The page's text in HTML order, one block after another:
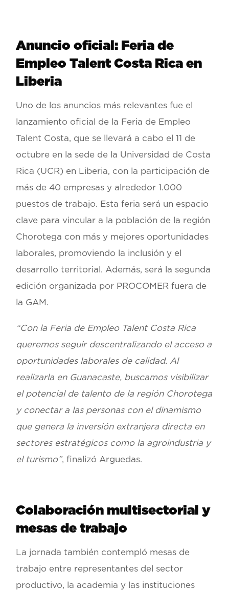
Anuncio oficial: Feria de
Empleo Talent Costa Rica en
Liberia
Uno de los anuncios más relevantes fue el
lanzamiento oficial de la Feria de Empleo
Talent Costa, que se llevará a cabo el11 de
octubre en la sede de la Universidad de Costa
Rica (UCR) en Liberia, con la participación de
más de 40 empresas y alrededor 1.000
puestos de trabajo. Esta feria será un espacio
clave para vincular a la población de la región
Chorotega con más y mejores oportunidades
laborales, promoviendo la inclusión y el
desarrollo territorial. Además, será la segunda
edición organizada por PROCOMER fuera de
la GAM.
“Con la Feria de Empleo Talent Costa Rica
queremos seguir descentralizando el acceso a
oportunidades laborales de calidad. Al
realizarla en Guanacaste, buscamos visibilizar
el potencial de talento de la región Chorotega
y conectar a las personas con el dinamismo
que genera la inversión extranjera directa en
sectores estratégicos como la agroindustria y
el turismo”, finalizó Arguedas.
Colaboración multisectorial y
mesas de trabajo
La jornada también contempló mesas de
trabajo entre representantes del sector
productivo, la academia y las instituciones